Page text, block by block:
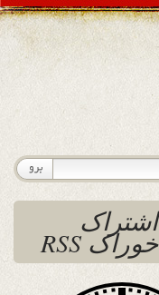
اشتراک
خوراک RSS